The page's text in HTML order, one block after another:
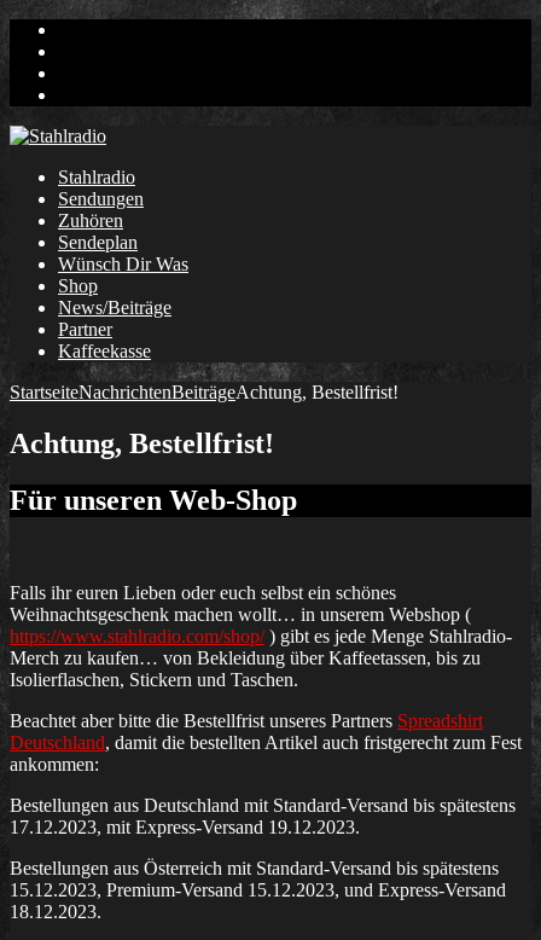
Stahlradio
Sendungen
Zuhören
Sendeplan
Wünsch Dir Was
Shop
News/Beiträge
Partner
Kaffeekasse
StartseiteNachrichtenBeiträgeAchtung, Bestellfrist!
Achtung, Bestellfrist!
Für unseren Web-Shop
Falls ihr euren Lieben oder euch selbst ein schönes
Weihnachtsgeschenk machen wollt… in unserem Webshop (
https://www.stahlradio.com/shop/) gibt es jede Menge Stahlradio-
Merch zu kaufen… von Bekleidung über Kaffeetassen, bis zu
Isolierflaschen, Stickern und Taschen.
Beachtet aber bitte die Bestellfrist unseres Partners Spreadshirt
Deutschland, damit die bestellten Artikel auch fristgerecht zum Fest
ankommen:
Bestellungen aus Deutschland mit Standard-Versand bis spätestens
17.12.2023, mit Express-Versand 19.12.2023.
Bestellungen aus Österreich mit Standard-Versand bis spätestens
15.12.2023, Premium-Versand 15.12.2023, und Express-Versand
18.12.2023.